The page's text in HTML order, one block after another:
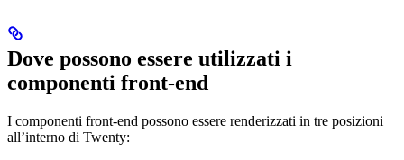
Dove possono essere utilizzati i
componenti front-end
I componenti front-end possono essere renderizzati in tre posizioni
all’interno di Twenty: